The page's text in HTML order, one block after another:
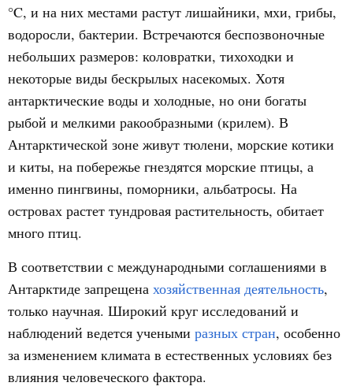
°C, и на них местами растут лишайники, мхи, грибы,
водоросли, бактерии. Встречаются беспозвоночные
небольших размеров: коловратки, тихоходки и
некоторые виды бескрылых насекомых. Хотя
антарктические воды и холодные, но они богаты
рыбой и мелкими ракообразными (крилем). В
Антарктической зоне живут тюлени, морские котики
и киты, на побережье гнездятся морские птицы, а
именно пингвины, поморники, альбатросы. На
островах растет тундровая растительность, обитает
много птиц.
В соответствии с международными соглашениями в
Антарктиде запрещена хозяйственная деятельность,
только научная. Широкий круг исследований и
наблюдений ведется учеными разных стран, особенно
за изменением климата в естественных условиях без
влияния человеческого фактора.